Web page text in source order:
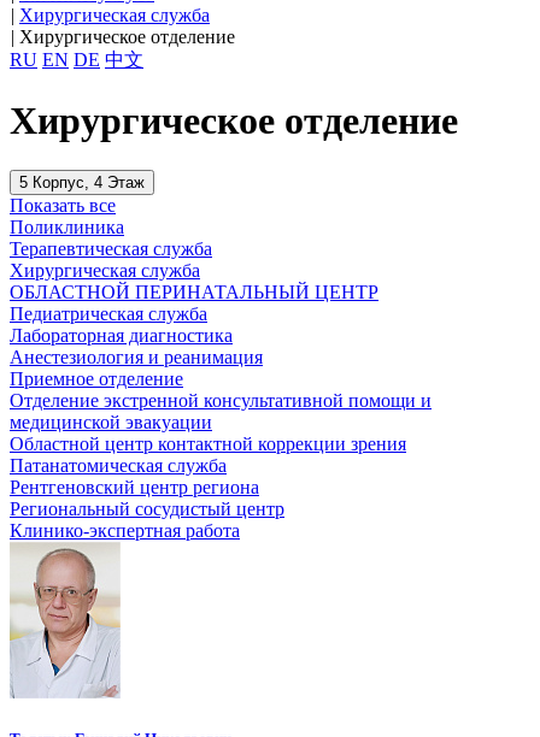
| Хирургическая служба
| Хирургическое отделение
RU EN DE 中文
Хирургическое отделение
5 Корпус, 4 Этаж
Показать все
Поликлиника
Терапевтическая служба
Хирургическая служба
ОБЛАСТНОЙ ПЕРИНАТАЛЬНЫЙ ЦЕНТР
Педиатрическая служба
Лабораторная диагностика
Анестезиология и реанимация
Приемное отделение
Отделение экстренной консультативной помощи и
медицинской эвакуации
Областной центр контактной коррекции зрения
Патанатомическая служба
Рентгеновский центр региона
Региональный сосудистый центр
Клинико-экспертная работа